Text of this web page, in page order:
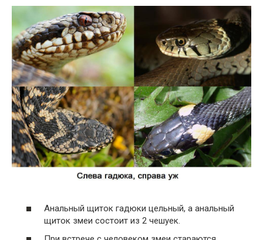
Анальный щиток гадюки цельный, а анальный
щиток змеи состоит из 2 чешуек.